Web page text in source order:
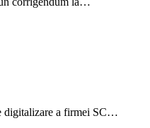
a firmei SC…